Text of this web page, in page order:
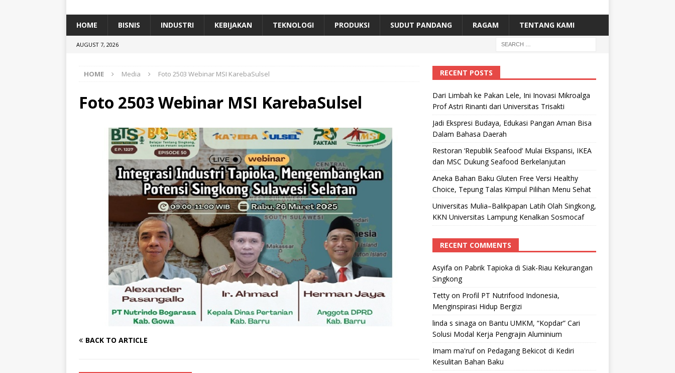
[ July 11, 2026 ] Dari Limbah ke Pakan Lele, Ini Inovasi Mikroalga Prof Astri Rinanti dari Universitas Trisakti
HOME BISNIS INDUSTRI KEBIJAKAN TEKNOLOGI PRODUKSI SUDUT PANDANG RAGAM TENTANG KAMI
AUGUST 7, 2026
HOME Media Foto 2503 Webinar MSI KarebaSulsel
Foto 2503 Webinar MSI KarebaSulsel
BACK TO ARTICLE
RECENT POSTS
Dari Limbah ke Pakan Lele, Ini Inovasi Mikroalga
Prof Astri Rinanti dari Universitas Trisakti
Jadi Ekspresi Budaya, Edukasi Pangan Aman Bisa
Dalam Bahasa Daerah
Restoran ‘Republik Seafood’ Mulai Ekspansi, IKEA
dan MSC Dukung Seafood Berkelanjutan
Aneka Bahan Baku Gluten Free Versi Healthy
Choice, Tepung Talas Kimpul Pilihan Menu Sehat
Universitas Mulia–Balikpapan Latih Olah Singkong,
KKN Universitas Lampung Kenalkan Sosmocaf
RECENT COMMENTS
Asyifa on Pabrik Tapioka di Siak-Riau Kekurangan
Singkong
Tettyon Profil PT Nutrifood Indonesia,
Menginspirasi Hidup Bergizi
linda s sinaga on Bantu UMKM, “Kopdar” Cari
Solusi Modal Kerja Pengrajin Aluminium
Imam ma'rufon Pedagang Bekicot di Kediri
Kesulitan Bahan Baku